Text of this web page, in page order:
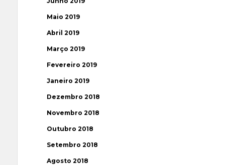
Maio 2019
Abril 2019
Março 2019
Fevereiro 2019
Janeiro 2019
Dezembro 2018
Novembro 2018
Outubro 2018
Setembro 2018
Agosto 2018